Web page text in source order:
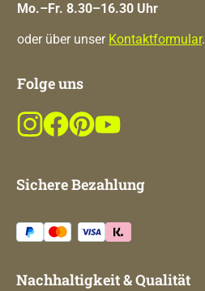
Mo.–Fr. 8.30–16.30 Uhr
oder über unser Kontaktformular.
Folge uns
Sichere Bezahlung
Nachhaltigkeit & Qualität